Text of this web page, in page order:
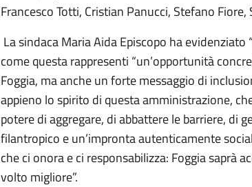
Francesco Totti, Cristian Panucci, Stefano
La sindaca Maria Aida Episcopo ha
come questa rappresenti “un’opportunità
Foggia, ma anche un forte messaggio di
appieno lo spirito di questa amministrazione,
potere di aggregare, di abbattere le barriere, di
filantropico e un’impronta autenticamente
che ci onora e ci responsabilizza: Foggia saprà
volto migliore”.